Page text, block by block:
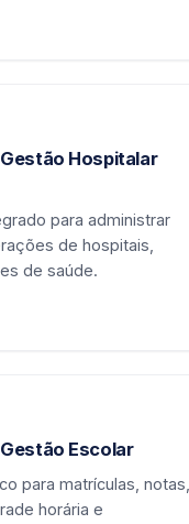
Hospitalar
para administrar
de hospitais,
de saúde.
Escolar
para matrículas, notas,
horária e